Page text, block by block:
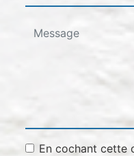
En cochant cette